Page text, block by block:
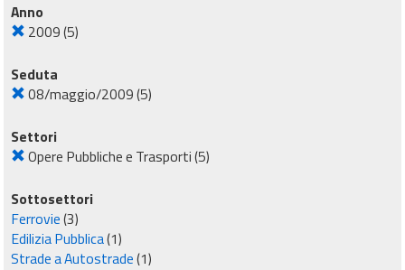
Anno
2009(5)
Seduta
08/maggio/2009(5)
Settori
Opere Pubbliche e Trasporti(5)
Sottosettori
Ferrovie(3)
Edilizia Pubblica(1)
Strade a Autostrade(1)